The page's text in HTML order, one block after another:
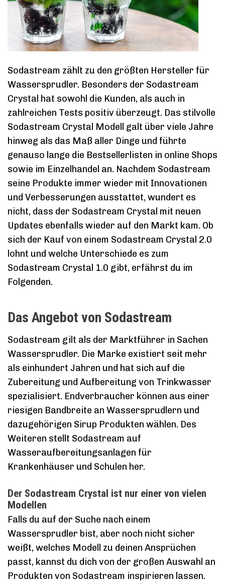
Sodastream zählt zu den größten Hersteller für
Wassersprudler. Besonders der Sodastream
Crystal hat sowohl die Kunden, als auch in
zahlreichen Tests positiv überzeugt. Das stilvolle
Sodastream Crystal Modell galt über viele Jahre
hinweg als das Maß aller Dinge und führte
genauso lange die Bestsellerlisten in online Shops
sowie im Einzelhandel an. Nachdem Sodastream
seine Produkte immer wieder mit Innovationen
und Verbesserungen ausstattet, wundert es
nicht, dass der Sodastream Crystal mit neuen
Updates ebenfalls wieder auf den Markt kam. Ob
sich der Kauf von einem Sodastream Crystal 2.0
lohnt und welche Unterschiede es zum
Sodastream Crystal 1.0 gibt, erfährst du im
Folgenden.
Das Angebot von Sodastream
Sodastream gilt als der Marktführer in Sachen
Wassersprudler. Die Marke existiert seit mehr
als einhundert Jahren und hat sich auf die
Zubereitung und Aufbereitung von Trinkwasser
spezialisiert. Endverbraucher können aus einer
riesigen Bandbreite an Wassersprudlern und
dazugehörigen Sirup Produkten wählen. Des
Weiteren stellt Sodastream auf
Wasseraufbereitungsanlagen für
Krankenhäuser und Schulen her.
Der Sodastream Crystal ist nur einer von vielen
Modellen
Falls du auf der Suche nach einem
Wassersprudler bist, aber noch nicht sicher
weißt, welches Modell zu deinen Ansprüchen
passt, kannst du dich von der großen Auswahl an
Produkten von Sodastream inspirieren lassen.